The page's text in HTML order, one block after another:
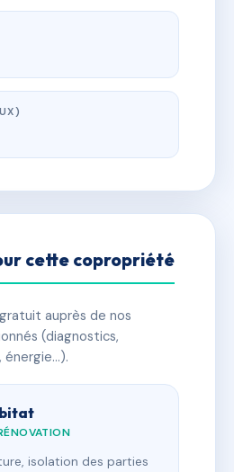
cette copropriété
auprès de nos
(diagnostics,
énergie…).
isolation des parties